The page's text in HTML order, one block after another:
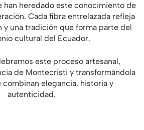
han heredado este conocimiento de
Cada fibra entrelazada refleja
una tradición que forma parte del
cultural del Ecuador.
este proceso artesanal,
de Montecristi y transformándola
combinan elegancia, historia y
autenticidad.